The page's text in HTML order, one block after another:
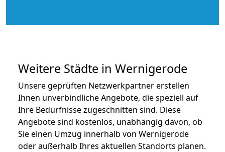
Weitere Städte in Wernigerode
Unsere geprüften Netzwerkpartner erstellen
Ihnen unverbindliche Angebote, die speziell auf
Ihre Bedürfnisse zugeschnitten sind. Diese
Angebote sind kostenlos, unabhängig davon, ob
Sie einen Umzug innerhalb von Wernigerode
oder außerhalb Ihres aktuellen Standorts planen.